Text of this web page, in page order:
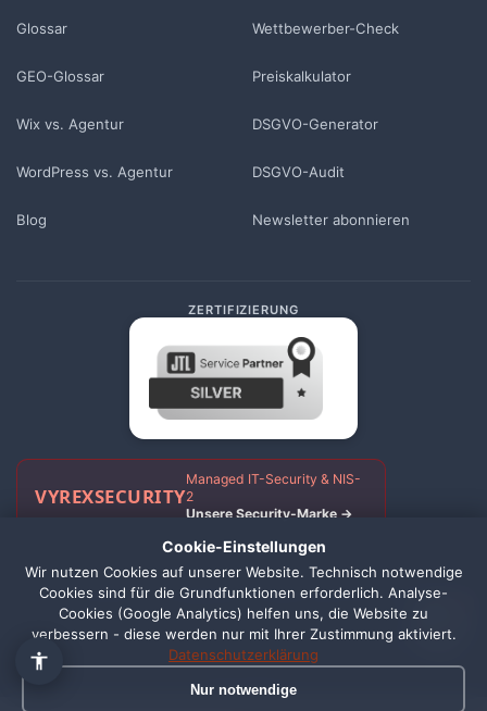
Glossar
GEO-Glossar
Wix vs. Agentur
WordPress vs. Agentur
Blog
Wettbewerber-Check
Preiskalkulator
DSGVO-Generator
DSGVO-Audit
Newsletter abonnieren
ZERTIFIZIERUNG
VYREXSECURITY
Managed IT-Security & NIS-
2
Unsere Security-Marke →
Impressum Datenschutz AGBWiderrufsbelehrungCookie Einstellungen
Zuletzt aktualisiert:
26.07.2026
Cookie-Einstellungen
Wir nutzen Cookies auf unserer Website. Technisch notwendige
Cookies sind für die Grundfunktionen erforderlich. Analyse-
Cookies (Google Analytics) helfen uns, die Website zu
verbessern - diese werden nur mit Ihrer Zustimmung aktiviert.
Datenschutzerklärung
Nur notwendige